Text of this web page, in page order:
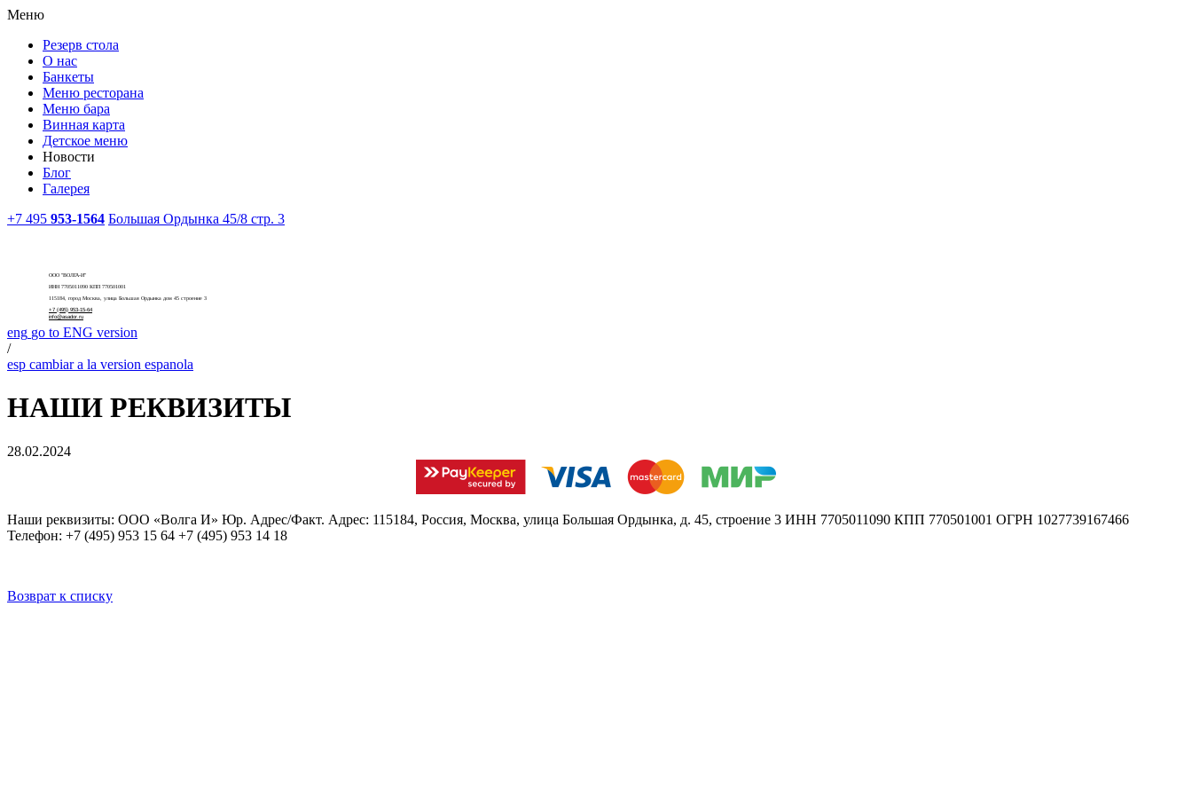
Меню
Резерв стола
О нас
Банкеты
Меню ресторана
Меню бара
Винная карта
Детское меню
Новости
Блог
Галерея
+7 495 953-1564 Большая Ордынка 45/8 стр. 3
ООО "ВОЛГА-И"
ИНН 7705011090 КПП 770501001
115184, город Москва, улица Большая Ордынка дом 45 строение 3
+7 (495) 953-15-64
info@asador.ru
eng go to ENG version
/
esp cambiar a la version espanola
НАШИ РЕКВИЗИТЫ
28.02.2024
Наши реквизиты: ООО «Волга И» Юр. Адрес/Факт. Адрес: 115184, Россия, Москва, улица Большая Ордынка, д. 45, строение 3 ИНН 7705011090 КПП 770501001 ОГРН 1027739167466
Телефон: +7 (495) 953 15 64 +7 (495) 953 14 18
Возврат к списку